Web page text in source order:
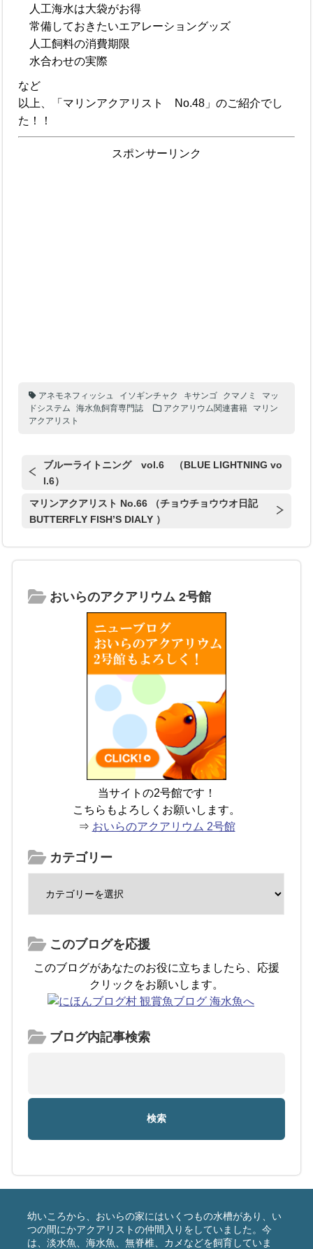
人工海水は大袋がお得
常備しておきたいエアレーショングッズ
人工飼料の消費期限
水合わせの実際
など
以上、「マリンアクアリスト No.48」のご紹介でし
た！！
スポンサーリンク
アネモネフィッシュ イソギンチャク キサンゴ クマノミ
マッ
ドシステム
海水魚飼育専門誌 アクアリウム関連書籍
マリン
アクアリスト
ブルーライトニング vol.6 （BLUE LIGHTNING vo
l.6）
マリンアクアリスト No.66 （チョウチョウウオ日記
BUTTERFLY FISH’S DIALY ）
おいらのアクアリウム 2号館
当サイトの2号館です！
こちらもよろしくお願いします。
⇒ おいらのアクアリウム 2号館
カテゴリー
このブログを応援
このブログがあなたのお役に立ちましたら、応援
クリックをお願いします。
ブログ内記事検索
幼いころから、おいらの家にはいくつもの水槽があり、い
つの間にかアクアリストの仲間入りをしていました。今
は、淡水魚、海水魚、無脊椎、カメなどを飼育していま